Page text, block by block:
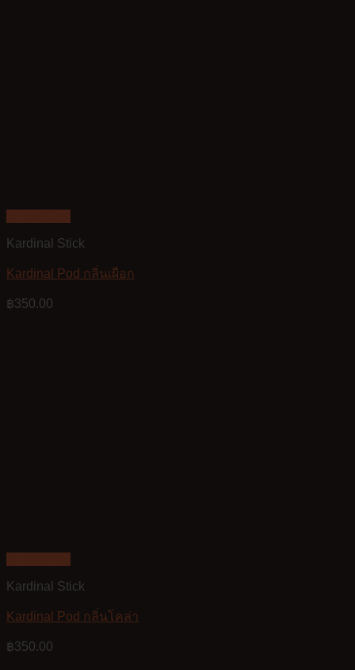
Kardinal Stick
Kardinal Pod กลิ่นเผือก
฿350.00
Kardinal Stick
Kardinal Pod กลิ่นโคล่า
฿350.00